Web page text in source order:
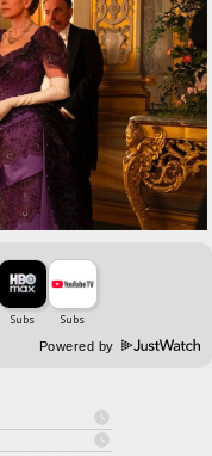
Powered by

